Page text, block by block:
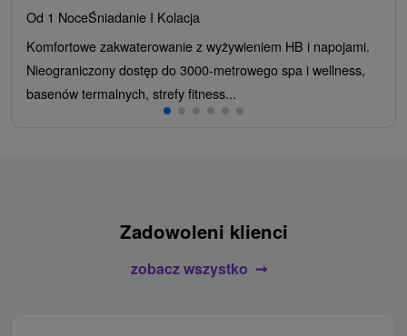
Od 1 NoceŚniadanie I Kolacja
Komfortowe zakwaterowanie z wyżywieniem HB i napojami.
Nieograniczony dostęp do 3000-metrowego spa i wellness,
basenów termalnych, strefy fitness...
Zadowoleni klienci
zobacz wszystko